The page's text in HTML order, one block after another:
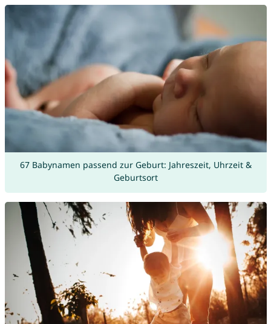
67 Babynamen passend zur Geburt: Jahreszeit, Uhrzeit &
Geburtsort